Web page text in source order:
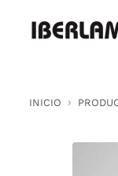
INICIO